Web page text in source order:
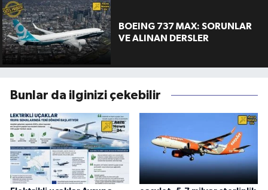
BOEING 737 MAX: SORUNLAR
VE ALINAN DERSLER
Bunlar da ilginizi çekebilir